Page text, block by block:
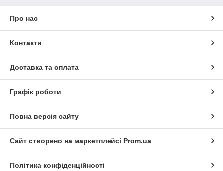
Про нас
Контакти
Доставка та оплата
Графік роботи
Повна версія сайту
Сайт створено на маркетплейсі Prom.ua
Політика конфіденційності